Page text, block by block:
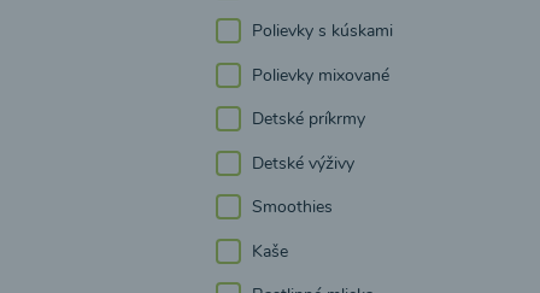
Polievky s kúskami
Polievky mixované
Detské príkrmy
Detské výživy
Smoothies
Kaše